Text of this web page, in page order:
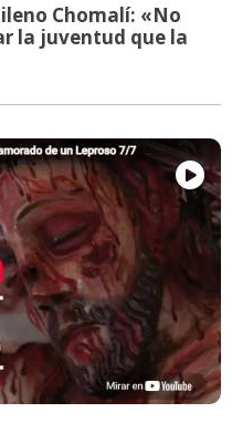
Chomalí: «No
la juventud que la